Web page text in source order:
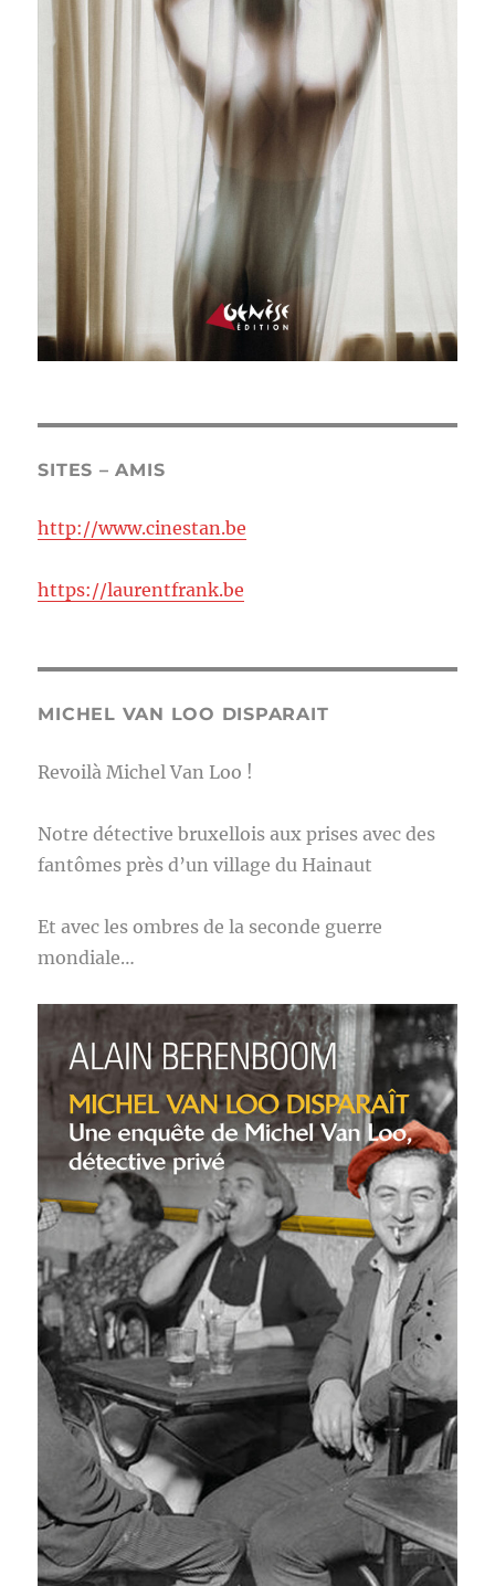
SITES – AMIS
http://www.cinestan.be
https://laurentfrank.be
MICHEL VAN LOO DISPARAIT
Revoilà Michel Van Loo !
Notre détective bruxellois aux prises avec des
fantômes près d’un village du Hainaut
Et avec les ombres de la seconde guerre
mondiale…